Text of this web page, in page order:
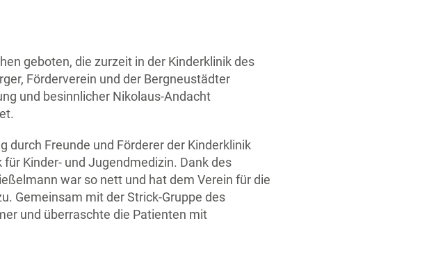
geboten, die zurzeit in der Kinderklinik des
Förderverein und der Bergneustädter
und besinnlicher Nikolaus-Andacht
durch Freunde und Förderer der Kinderklinik
Kinder- und Jugendmedizin. Dank des
war so nett und hat dem Verein für die
Gemeinsam mit der Strick-Gruppe des
und überraschte die Patienten mit